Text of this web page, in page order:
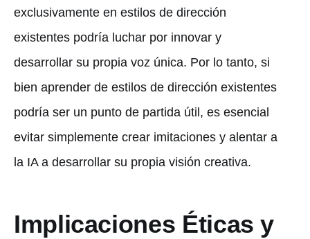
exclusivamente en estilos de dirección
existentes podría luchar por innovar y
desarrollar su propia voz única. Por lo tanto, si
bien aprender de estilos de dirección existentes
podría ser un punto de partida útil, es esencial
evitar simplemente crear imitaciones y alentar a
la IA a desarrollar su propia visión creativa.
Implicaciones Éticas y